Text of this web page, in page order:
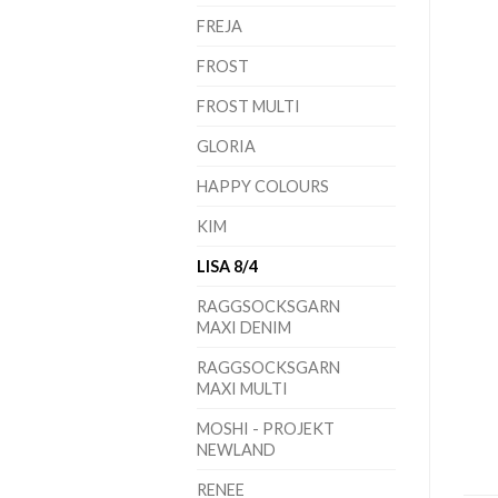
FREJA
FROST
FROST MULTI
GLORIA
HAPPY COLOURS
KIM
LISA 8/4
RAGGSOCKSGARN
MAXI DENIM
RAGGSOCKSGARN
MAXI MULTI
MOSHI - PROJEKT
NEWLAND
RENEE